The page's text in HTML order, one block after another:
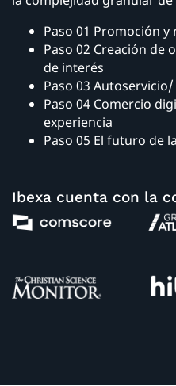
Paso 01 Promoción
Paso 02 Creación de
de interés
Paso 03
Paso 04 Comercio
experiencia
Paso 05 El futuro de
Ibexa cuenta con la